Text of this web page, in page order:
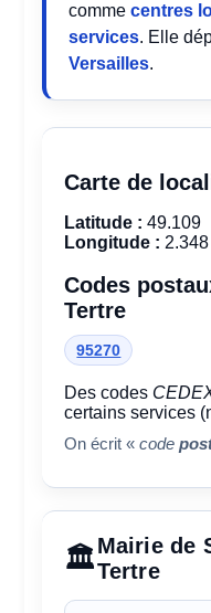
commecentres
services. Elle
Versailles.
Carte de
Latitude : 49.109
Longitude : 2.348
Codes
Tertre
95270
Des codes
certains services
On écrit «code
Mairie de
Tertre